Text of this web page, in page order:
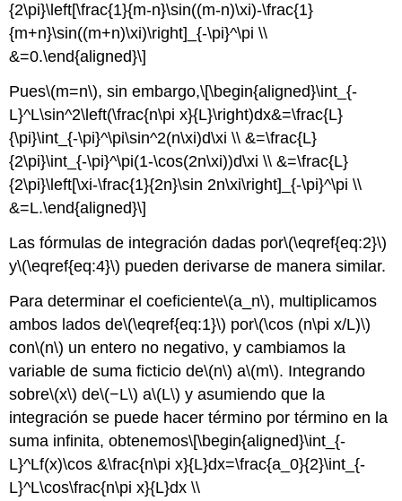
{2\pi}\left[\frac{1}{m-n}\sin((m-n)\xi)-\frac{1}
{m+n}\sin((m+n)\xi)\right]_{-\pi}^\pi \\
&=0.\end{aligned}\]
Pues\(m=n\), sin embargo,\[\begin{aligned}\int_{-
L}^L\sin^2\left(\frac{n\pi x}{L}\right)dx&=\frac{L}
{\pi}\int_{-\pi}^\pi\sin^2(n\xi)d\xi \\ &=\frac{L}
{2\pi}\int_{-\pi}^\pi(1-\cos(2n\xi))d\xi \\ &=\frac{L}
{2\pi}\left[\xi-\frac{1}{2n}\sin 2n\xi\right]_{-\pi}^\pi \\
&=L.\end{aligned}\]
Las fórmulas de integración dadas por\(\eqref{eq:2}\)
y\(\eqref{eq:4}\) pueden derivarse de manera similar.
Para determinar el coeficiente\(a_n\), multiplicamos
ambos lados de\(\eqref{eq:1}\) por\(\cos (n\pi x/L)\)
con\(n\) un entero no negativo, y cambiamos la
variable de suma ficticio de\(n\) a\(m\). Integrando
sobre\(x\) de\(−L\) a\(L\) y asumiendo que la
integración se puede hacer término por término en la
suma infinita, obtenemos\[\begin{aligned}\int_{-
L}^Lf(x)\cos &\frac{n\pi x}{L}dx=\frac{a_0}{2}\int_{-
L}^L\cos\frac{n\pi x}{L}dx \\